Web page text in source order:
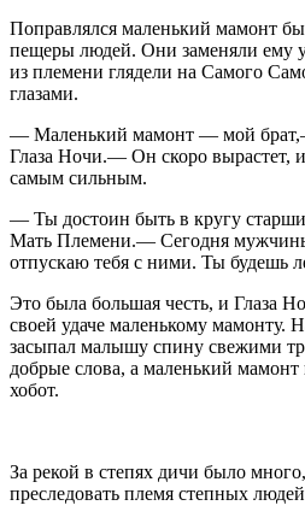
Поправлялся маленький мамонт
пещеры людей. Они заменяли ему
из племени глядели на Самого
глазами.
— Маленький мамонт — мой
Глаза Ночи.— Он скоро вырастет,
самым сильным.
— Ты достоин быть в кругу
Мать Племени.— Сегодня
отпускаю тебя с ними. Ты будешь
Это была большая честь, и Глаза
своей удаче маленькому мамонту.
засыпал малышу спину свежими
добрые слова, а маленький
хобот.
За рекой в степях дичи было
преследовать племя степных